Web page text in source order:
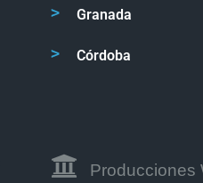
Granada
Córdoba
Producciones